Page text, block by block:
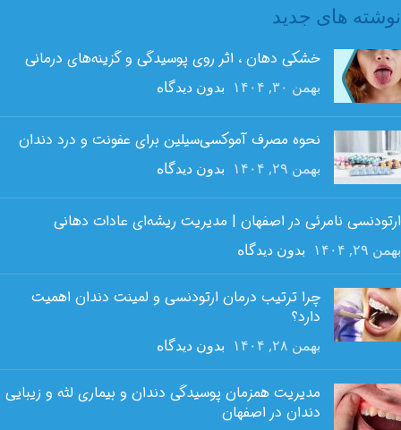
نوشته های جدید
خشکی دهان ، اثر روی پوسیدگی و گزینه‌های درمانی
بهمن ۳۰, ۱۴۰۴ بدون دیدگاه
نحوه مصرف آموکسی‌سیلین برای عفونت و درد دندان
بهمن ۲۹, ۱۴۰۴ بدون دیدگاه
ارتودنسی نامرئی در اصفهان | مدیریت ریشه‌ای عادات دهانی
بهمن ۲۹, ۱۴۰۴ بدون دیدگاه
چرا ترتیب درمان ارتودنسی و لمینت دندان اهمیت
دارد؟
بهمن ۲۸, ۱۴۰۴ بدون دیدگاه
مدیریت همزمان پوسیدگی دندان و بیماری لثه و زیبایی
دندان در اصفهان